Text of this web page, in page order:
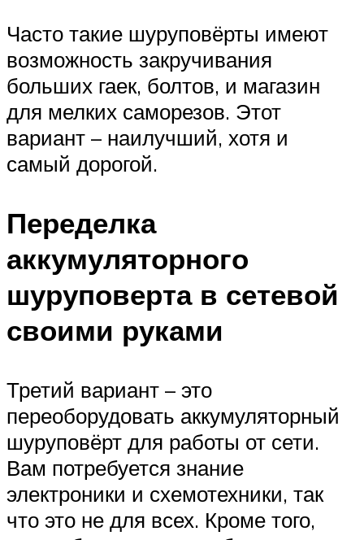
Часто такие шуруповёрты имеют
возможность закручивания
больших гаек, болтов, и магазин
для мелких саморезов. Этот
вариант – наилучший, хотя и
самый дорогой.
Переделка
аккумуляторного
шуруповерта в сетевой
своими руками
Третий вариант – это
переоборудовать аккумуляторный
шуруповёрт для работы от сети.
Вам потребуется знание
электроники и схемотехники, так
что это не для всех. Кроме того,